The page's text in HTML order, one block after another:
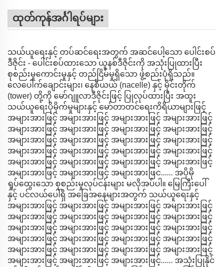
ထုတ်ကုန်အင်္ဂါရပ်များ
သယ်ယူရေးနှင့် တပ်ဆင်ရေးအတွက် အဆင်ပေါ့သော ပေါင်းစပ်
ဒီဇိုင်း - ပေါင်းစပ်ထားသော ယူနစ်ဒီဇိုင်းကို အသုံးပြုထားပြီး
စုစည်းမှုကောင်းမှုနှင့် တည်ငြိမ်မှုရှိသော ဖွဲ့စည်းပုံရှိသည်။
လေပေါက်ချောင်းများ၊ နေစီယယ် (nacelle) နှင့် မိုင်းတိုက်
(tower) တို့ကို မော်ဂျူလာဒီဇိုင်းဖြင့် ပြုလုပ်ထားပြီး အထူး
သယ်ယူရေးပိုမိုက်မှုများနှင့် မော်တာတင်ရေးကိရိယာများဖြင့်
အများအားဖြင့် အများအားဖြင့် အများအားဖြင့် အများအားဖြင့်
အများအားဖြင့် အများအားဖြင့် အများအားဖြင့် အများအားဖြင့်
အများအားဖြင့် အများအားဖြင့် အများအားဖြင့် အများအားဖြင့်
အများအားဖြင့် အများအားဖြင့် အများအားဖြင့် အများအားဖြင့်
အများအားဖြင့် အများအားဖြင့် အများအားဖြင့် အများအားဖြင့်
အများအားဖြင့် အများအားဖြင့် အများအားဖြင...... အပိုမို
ရှုပ်ထွေးသော စုစည်းမှုလုပ်ငန်းများ မလိုအပ်ပါ။ မြေကြီးပေါ်
နှင့် ပင်လယ်ပေါ်ရှိ အခြေအနေများအတွက် သယ်ယူရေးနှင့်
အများအားဖြင့် အများအားဖြင့် အများအားဖြင့် အများအားဖြင့်
အများအားဖြင့် အများအားဖြင့် အများအားဖြင့် အများအားဖြင့်
အများအားဖြင့် အများအားဖြင့် အများအားဖြင့် အများအားဖြင့်
အများအားဖြင့် အများအားဖြင့် အများအားဖြင့် အများအားဖြင့်
အများအားဖြင့် အများအားဖြင့် အများအားဖြင့် အများအားဖြင့်
အများအားဖြင့် အများအားဖြင့် အများအားဖြင့်...... အသုံးပြုနိုင်